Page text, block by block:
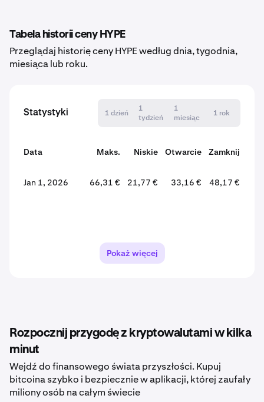
Tabela historii ceny HYPE
Przeglądaj historię ceny HYPE według dnia, tygodnia,
miesiąca lub roku.
Statystyki 1 dzień
1
tydzień
1
miesiąc
1 rok
Data Maks. Niskie Otwarcie Zamknij
Jan 1, 2026 66,31 € 21,77 € 33,16 € 48,17 €
Pokaż więcej
Rozpocznij przygodę z kryptowalutami w kilka
minut
Wejdź do finansowego świata przyszłości. Kupuj
bitcoina szybko i bezpiecznie w aplikacji, której zaufały
miliony osób na całym świecie